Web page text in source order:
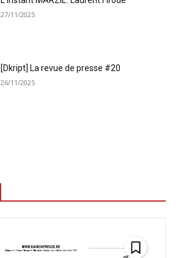
27/11/2025
[Dkript] La revue de presse #20
26/11/2025